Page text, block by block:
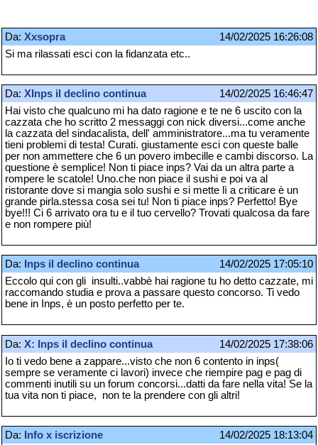
Da: Xxsopra
14/02/2025 16:26:08
Si ma rilassati esci con la fidanzata etc..
Da: XInps il declino continua
14/02/2025 16:46:47
Hai visto che qualcuno mi ha dato ragione e te ne 6 uscito con la
cazzata che ho scritto 2 messaggi con nick diversi...come anche
la cazzata del sindacalista, dell' amministratore...ma tu veramente
tieni problemi di testa! Curati. giustamente esci con queste balle
per non ammettere che 6 un povero imbecille e cambi discorso. La
questione è semplice! Non ti piace inps? Vai da un altra parte a
rompere le scatole! Uno.che non piace il sushi e poi va al
ristorante dove si mangia solo sushi e si mette lì a criticare è un
grande pirla.stessa cosa sei tu! Non ti piace inps? Perfetto! Bye
bye!!! Ci 6 arrivato ora tu e il tuo cervello? Trovati qualcosa da fare
e non rompere più!
Da: Inps il declino continua
14/02/2025 17:05:10
Eccolo qui con gli insulti..vabbè hai ragione tu ho detto cazzate, mi
raccomando studia e prova a passare questo concorso. Ti vedo
bene in Inps, è un posto perfetto per te.
Da: X: Inps il declino continua
14/02/2025 17:38:06
Io ti vedo bene a zappare...visto che non 6 contento in inps(
sempre se veramente ci lavori) invece che riempire pag e pag di
commenti inutili su un forum concorsi...datti da fare nella vita! Se la
tua vita non ti piace, non te la prendere con gli altri!
Da: Info x iscrizione
14/02/2025 18:13:04